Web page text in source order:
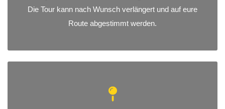
Die Tour kann nach Wunsch verlängert und auf eure
Route abgestimmt werden.